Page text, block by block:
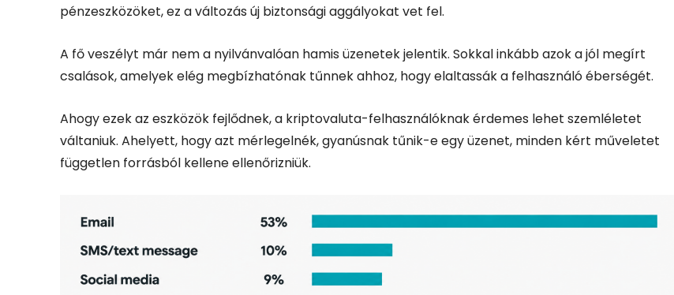
pénzeszközöket, ez a változás új biztonsági aggályokat vet fel.
A fő veszélyt már nem a nyilvánvalóan hamis üzenetek jelentik. Sokkal inkább azok a jól megírt
csalások, amelyek elég megbízhatónak tűnnek ahhoz, hogy elaltassák a felhasználó éberségét.
Ahogy ezek az eszközök fejlődnek, a kriptovaluta-felhasználóknak érdemes lehet szemléletet
váltaniuk. Ahelyett, hogy azt mérlegelnék, gyanúsnak tűnik-e egy üzenet, minden kért műveletet
független forrásból kellene ellenőrizniük.